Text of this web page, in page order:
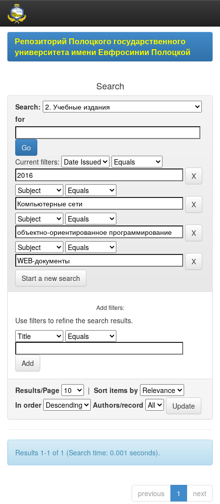
Skip
navigationРепозиторий Полоцкого государственного
университета имени Евфросинии Полоцкой
Search
Search:
for
Current filters:
Start a new search
Add filters:
Use filters to refine the search results.
Results/Page | Sort items by
In order
Authors/record
Results 1-1 of 1 (Search time: 0.001 seconds).
previous 1 next